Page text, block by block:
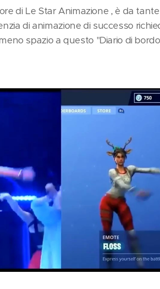
di Le Star Animazione , è da
di animazione di successo
spazio a questo "Diario di